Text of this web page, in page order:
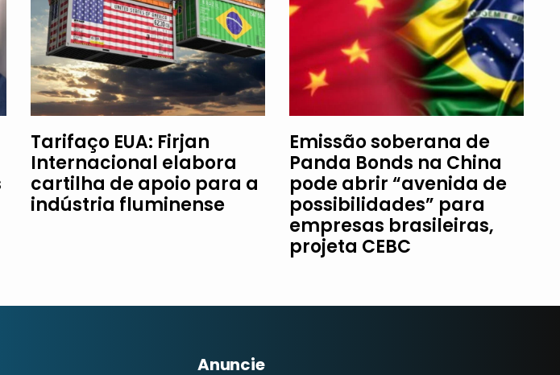
Tarifaço EUA: Firjan
Internacional elabora
cartilha de apoio para a
indústria fluminense
Emissão soberana de
Panda Bonds na China
pode abrir “avenida de
possibilidades” para
empresas brasileiras,
projeta CEBC
Anuncie